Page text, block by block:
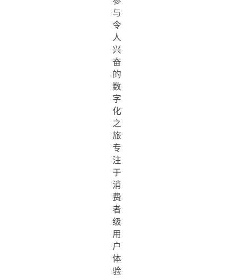
与
令
人
兴
奋
的
数
字
化
之
旅
专
注
于
消
费
者
级
用
户
体
验